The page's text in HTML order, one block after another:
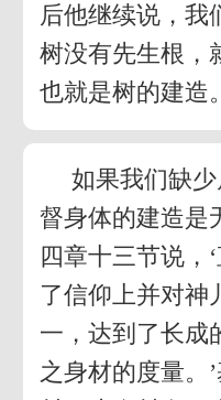
后他继续说，我
树没有先生根，
也就是树的建造。
如果我们缺
督身体的建造是
四章十三节说，
了信仰上并对神
一，达到了长成
之身材的度量。